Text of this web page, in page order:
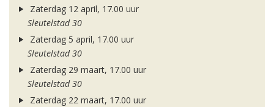
Zaterdag 12 april, 17.00 uur
Sleutelstad 30
Zaterdag 5 april, 17.00 uur
Sleutelstad 30
Zaterdag 29 maart, 17.00 uur
Sleutelstad 30
Zaterdag 22 maart, 17.00 uur